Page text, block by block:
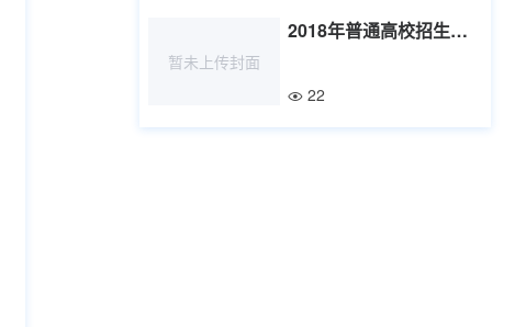
暂未上传封面
2018年普通高校招生全国统一考试成绩公布考生须知
22